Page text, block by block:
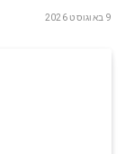
9 באוגוסט 2026